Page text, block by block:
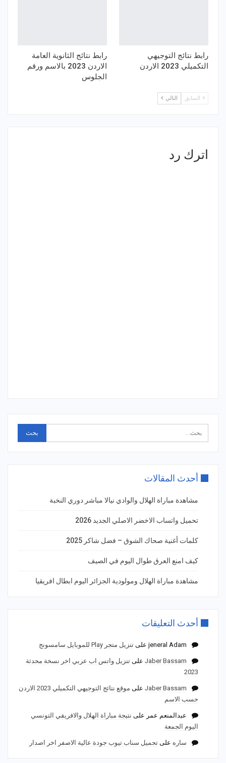
رابط نتائج التوجيهي
التكميلي 2023 الاردن
رابط نتائج الثانوية العامة
الاردن 2023 بالاسم ورقم
الجلوس
السابق التالي
اترك رد
أحدث المقالات
مشاهدة مباراة الهلال والوادي نيالا مباشر دوري النخبة
تحميل واتساب الاخضر الاصلي الجديد 2026
كلمات أغنية صحاك الشوق – فضل شاكر 2025
كيف امنع العرق طوال اليوم في الصيف
مشاهدة مباراة الهلال ومولودية الجزائر اليوم ابطال افريقيا
أحدث التعليقات
jeneral Adam على تنزيل متجر Play للموبايل سامسونج
Jaber Bassam على تنزيل واتس اب عربي اخر نسخة محدثة
2023
Jaber Bassam على
موقع نتائج التوجيهي التكميلي 2023 الاردن
حسب الاسم
عبدالمنعم عمر على نتيجة مباراة الهلال والافريقي التونسي
اليوم الجمعة
ساره على تحميل سناب تيوب جودة عالية الاصفر اخر اصدار